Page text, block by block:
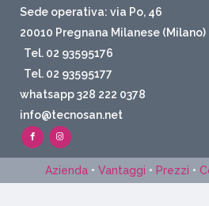
Sede operativa: via Po, 46
20010 Pregnana Milanese (Milano)
Tel. 02 93595176
Tel. 02 93595177
whatsapp 328 222 0378
info@tecnosan.net
Azienda• Vantaggi • Prezzi •